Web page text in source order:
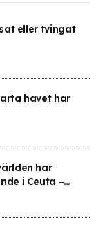
eller tvingat
havet har
har
i Ceuta –